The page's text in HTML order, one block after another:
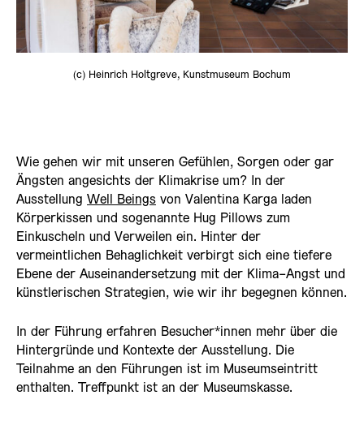
(c) Heinrich Holtgreve, Kunstmuseum Bochum
Wie gehen wir mit unseren Gefühlen, Sorgen oder gar
Ängsten angesichts der Klimakrise um? In der
Ausstellung Well Beings von Valentina Karga laden
Körperkissen und sogenannte Hug Pillows zum
Einkuscheln und Verweilen ein. Hinter der
vermeintlichen Behaglichkeit verbirgt sich eine tiefere
Ebene der Auseinandersetzung mit der Klima-Angst und
künstlerischen Strategien, wie wir ihr begegnen können.
In der Führung erfahren Besucher*innen mehr über die
Hintergründe und Kontexte der Ausstellung. Die
Teilnahme an den Führungen ist im Museumseintritt
enthalten. Treffpunkt ist an der Museumskasse.